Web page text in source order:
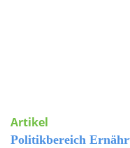
Artikel
Politikbereich